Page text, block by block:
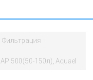
Фильтрация
500(50-150л), Aquael